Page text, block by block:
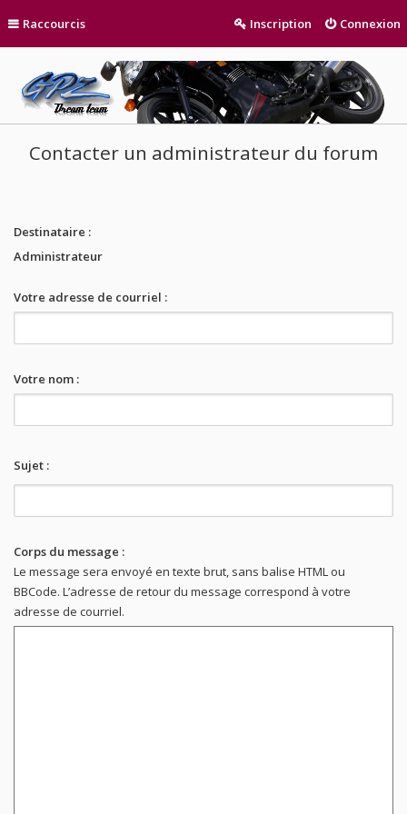
Raccourcis Connexion
Inscription
Contacter un administrateur du forum
Destinataire :
Administrateur
Votre adresse de courriel :
Votre nom :
Sujet :
Corps du message :
Le message sera envoyé en texte brut, sans balise HTML ou
BBCode. L’adresse de retour du message correspond à votre
adresse de courriel.